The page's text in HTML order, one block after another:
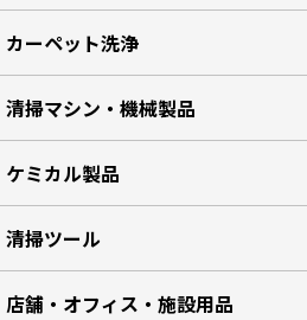
カーペット洗浄
清掃マシン・機械製品
ケミカル製品
清掃ツール
店舗・オフィス・施設用品